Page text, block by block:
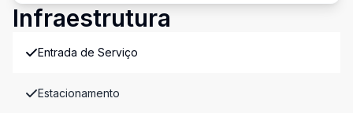
Infraestrutura
Entrada de Serviço
Estacionamento